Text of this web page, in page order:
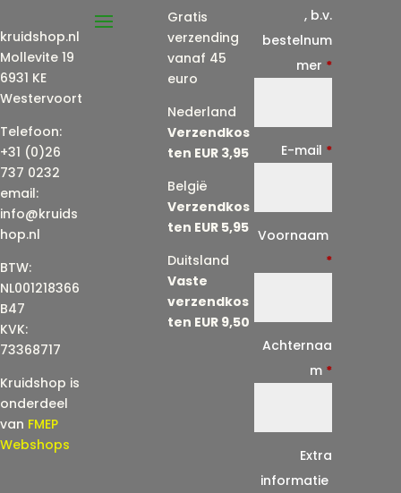
kruidshop.nl
Mollevite 19
6931 KE
Westervoort
Telefoon:
+31 (0)26
737 0232
email:
info@kruids
hop.nl
BTW:
NL001218366
B47
KVK:
73368717
Kruidshop is
onderdeel
van FMEP
Webshops
Gratis
verzending
vanaf 45
euro
Nederland
Verzendkos
ten EUR 3,95
België
Verzendkos
ten EUR 5,95
Duitsland
Vaste
verzendkos
ten EUR 9,50
, b.v.
bestelnum
mer *
E-mail *
Voornaam
*
Achternaa
m *
Extra
informatie